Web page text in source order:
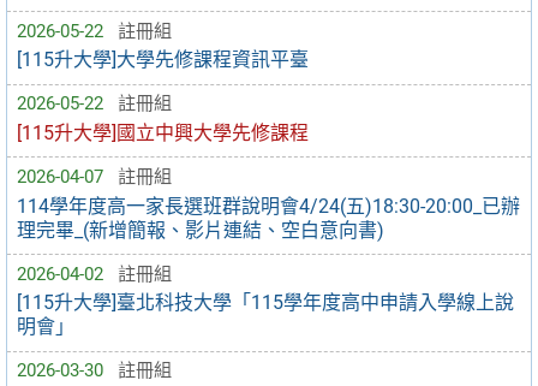
2026-05-22 註冊組
[115升大學]大學先修課程資訊平臺
2026-05-22 註冊組
[115升大學]國立中興大學先修課程
2026-04-07 註冊組
114學年度高一家長選班群說明會4/24(五)18:30-20:00_已辦
理完畢_(新增簡報、影片連結、空白意向書)
2026-04-02 註冊組
[115升大學]臺北科技大學「115學年度高中申請入學線上說
明會」
2026-03-30 註冊組